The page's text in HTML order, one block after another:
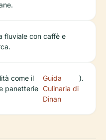
fluviale con caffè e
come il
panetterie
Guida
Culinaria di
Dinan
).